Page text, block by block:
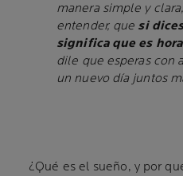
manera simple y
entender, que si
significa que es
dile que esperas con
un nuevo día juntos
¿Qué es el sueño, y por